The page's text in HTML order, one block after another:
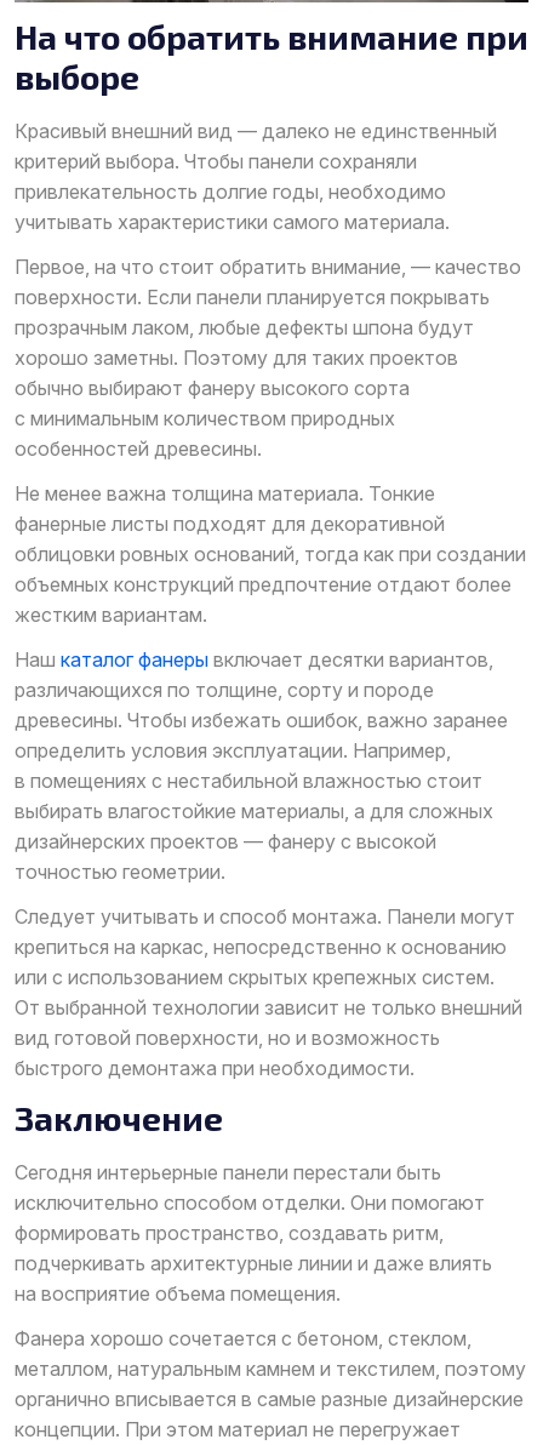
На что обратить внимание при
выборе
Красивый внешний вид — далеко не единственный
критерий выбора. Чтобы панели сохраняли
привлекательность долгие годы, необходимо
учитывать характеристики самого материала.
Первое, на что стоит обратить внимание, — качество
поверхности. Если панели планируется покрывать
прозрачным лаком, любые дефекты шпона будут
хорошо заметны. Поэтому для таких проектов
обычно выбирают фанеру высокого сорта
с минимальным количеством природных
особенностей древесины.
Не менее важна толщина материала. Тонкие
фанерные листы подходят для декоративной
облицовки ровных оснований, тогда как при создании
объемных конструкций предпочтение отдают более
жестким вариантам.
Наш каталог фанеры включает десятки вариантов,
различающихся по толщине, сорту и породе
древесины. Чтобы избежать ошибок, важно заранее
определить условия эксплуатации. Например,
в помещениях с нестабильной влажностью стоит
выбирать влагостойкие материалы, а для сложных
дизайнерских проектов — фанеру с высокой
точностью геометрии.
Следует учитывать и способ монтажа. Панели могут
крепиться на каркас, непосредственно к основанию
или с использованием скрытых крепежных систем.
От выбранной технологии зависит не только внешний
вид готовой поверхности, но и возможность
быстрого демонтажа при необходимости.
Заключение
Сегодня интерьерные панели перестали быть
исключительно способом отделки. Они помогают
формировать пространство, создавать ритм,
подчеркивать архитектурные линии и даже влиять
на восприятие объема помещения.
Фанера хорошо сочетается с бетоном, стеклом,
металлом, натуральным камнем и текстилем, поэтому
органично вписывается в самые разные дизайнерские
концепции. При этом материал не перегружает